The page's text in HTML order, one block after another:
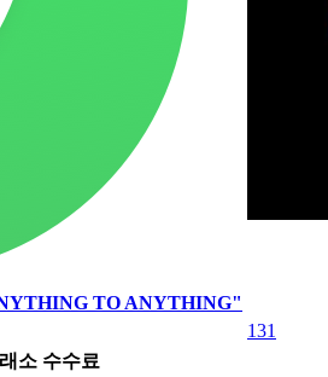
TO ANYTHING"
131
소 수수료